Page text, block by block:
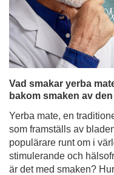
Vad smakar yerba
bakom smaken av
Yerba mate, en
som framställs av
populärare runt om i
stimulerande och
är det med smaken?